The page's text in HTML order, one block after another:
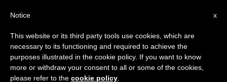
باباوات,روحانيّة
x
Notice
This website or its third party tools use cookies, which are
necessary to its functioning and required to achieve the
purposes illustrated in the cookie policy. If you want to know
more or withdraw your consent to all or some of the cookies,
please refer to the cookie policy